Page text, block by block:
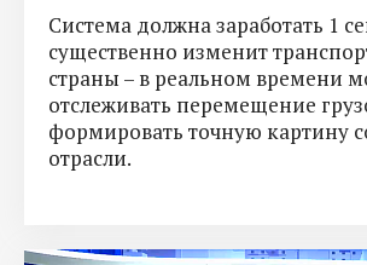
Система должна заработать 1
существенно изменит
страны – в реальном времени
отслеживать перемещение
формировать точную картину
отрасли.